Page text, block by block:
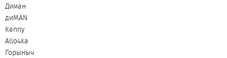
Диман
диMAN
Kenny
Allo4ka
Горыныч